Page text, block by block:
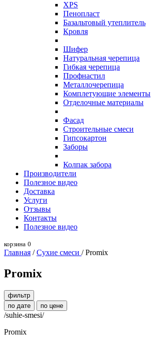
XPS
Пенопласт
Базальтовый утеплитель
Кровля
Шифер
Натуральная черепица
Гибкая черепица
Профнастил
Металлочерепица
Комплетующие элементы
Отделочные материалы
Фасад
Строительные смеси
Гипсокартон
Заборы
Колпак забора
Производители
Полезное видео
Доставка
Услуги
Отзывы
Контакты
Полезное видео
корзина 0
Главная /Сухие смеси / Promix
Promix
фильтр
по дате
по цене
/suhie-smesi/
Promix